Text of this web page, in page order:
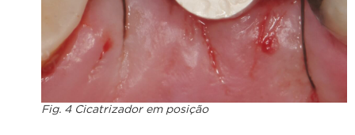
Fig. 4 Cicatrizador em posição